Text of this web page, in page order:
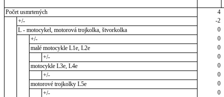
Počet usmrtených
4
+/-
-2
L - motocykel, motorová trojkolka, štvorkolka
0
+/-
0
malé motocykle L1e, L2e
0
+/-
0
motocykle L3e, L4e
0
+/-
0
motorové trojkolky L5e
0
+/-
0